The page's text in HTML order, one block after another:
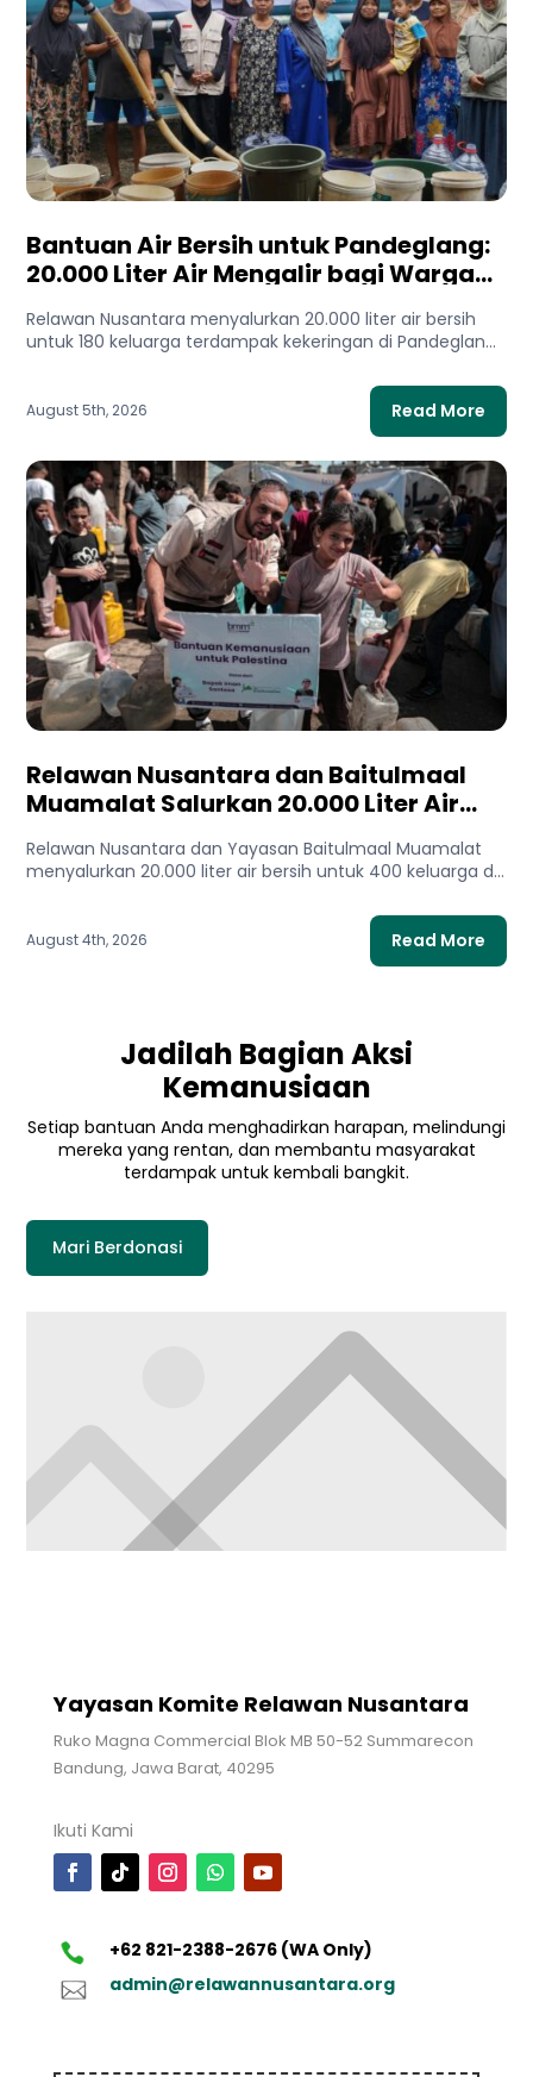
Bantuan Air Bersih untuk Pandeglang:
20.000 Liter Air Mengalir bagi Warga
Relawan Nusantara menyalurkan 20.000 liter air bersih
untuk 180 keluarga terdampak kekeringan di Pandeglang,
August 5th, 2026 Read More
Relawan Nusantara dan Baitulmaal
Muamalat Salurkan 20.000 Liter Air
Relawan Nusantara dan Yayasan Baitulmaal Muamalat
menyalurkan 20.000 liter air bersih untuk 400 keluarga di
August 4th, 2026 Read More
Jadilah Bagian Aksi
Kemanusiaan
Setiap bantuan Anda menghadirkan harapan, melindungi
mereka yang rentan, dan membantu masyarakat
terdampak untuk kembali bangkit.
Mari Berdonasi
Yayasan Komite Relawan Nusantara
Ruko Magna Commercial Blok MB 50-52 Summarecon
Bandung, Jawa Barat, 40295
Ikuti Kami
+62 821-2388-2676 (WA Only)
admin@relawannusantara.org